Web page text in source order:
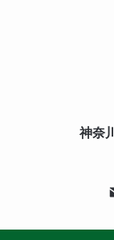
神奈